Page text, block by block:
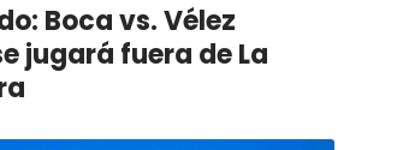
Boca vs. Vélez
jugará fuera de La